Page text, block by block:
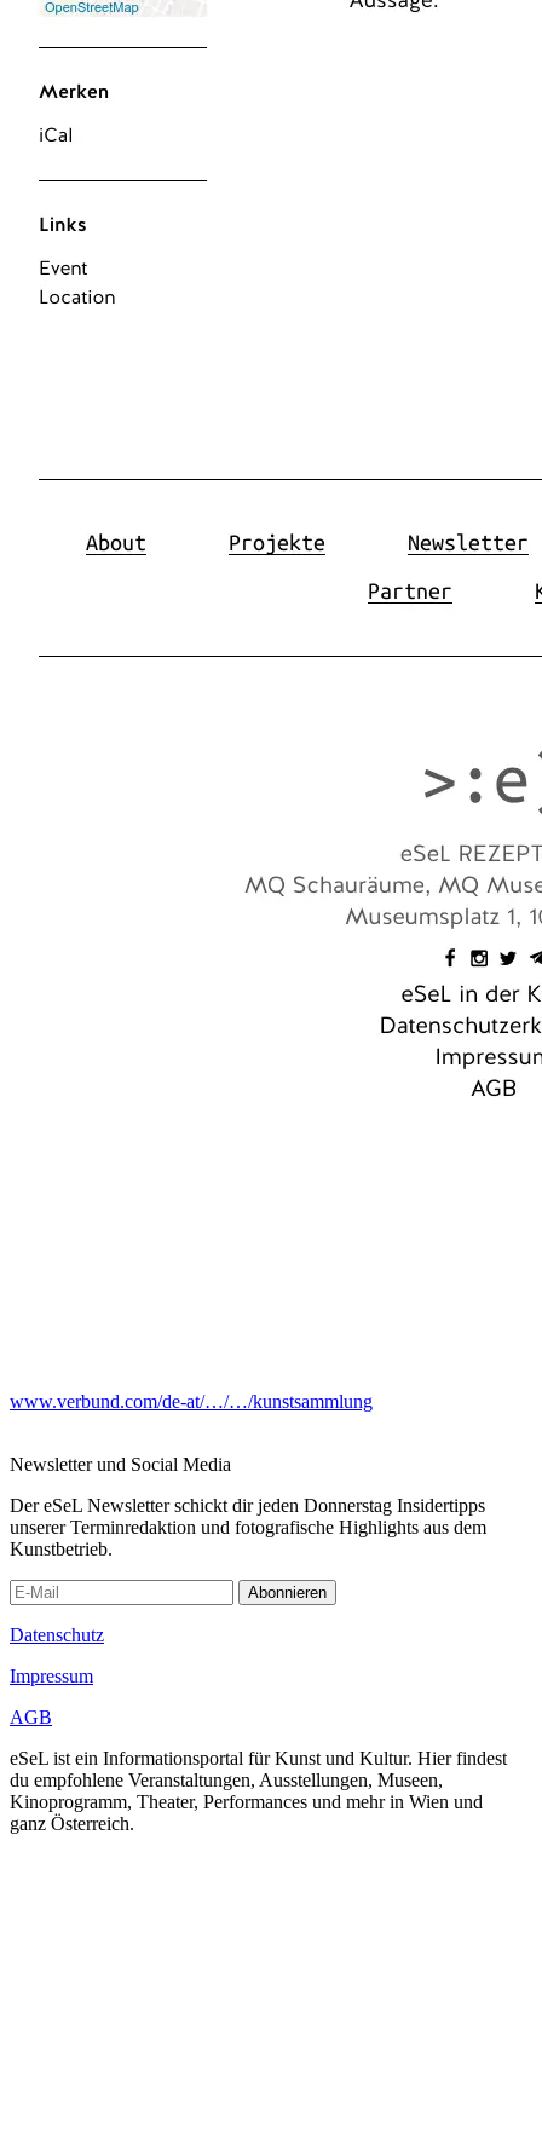
www.verbund.com/de-at/…/…/kunstsammlung
Newsletter und Social Media
Der eSeL Newsletter schickt dir jeden Donnerstag Insidertipps
unserer Terminredaktion und fotografische Highlights aus dem
Kunstbetrieb.
Abonnieren
Datenschutz
Impressum
AGB
eSeL ist ein Informationsportal für Kunst und Kultur. Hier findest
du empfohlene Veranstaltungen, Ausstellungen, Museen,
Kinoprogramm, Theater, Performances und mehr in Wien und
ganz Österreich.